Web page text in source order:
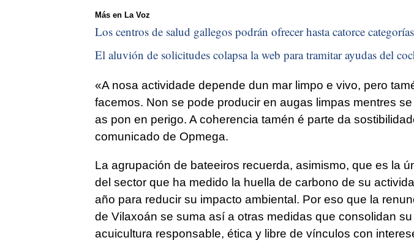
Más en La Voz
Los centros de salud gallegos podrán ofrecer hasta catorce
El aluvión de solicitudes colapsa la web para tramitar ayudas del
«A nosa actividade depende dun mar limpo e vivo, pero
facemos. Non se pode producir en augas limpas mentres
as pon en perigo. A coherencia tamén é parte da
comunicado de Opmega.
La agrupación de bateeiros recuerda, asimismo, que es la
del sector que ha medido la huella de carbono de su
año para reducir su impacto ambiental. Por eso que la
de Vilaxoán se suma así a otras medidas que consolidan
acuicultura responsable, ética y libre de vínculos con